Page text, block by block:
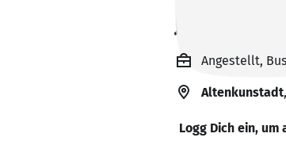
Jens
Angestellt,
Altenkunstadt
Logg Dich ein, um